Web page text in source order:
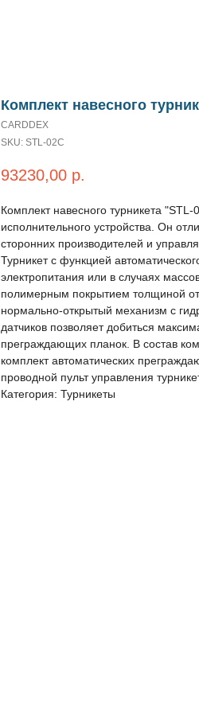
Комплект навесного
CARDDEX
SKU: STL-02C
93230,00 р.
Комплект навесного турникета
исполнительного устройства. Он
сторонних производителей и
Турникет с функцией
электропитания или в случаях
полимерным покрытием толщиной
нормально-открытый механизм c
датчиков позволяет добиться
преграждающих планок. В состав
комплект автоматических
проводной пульт управления
Категория: Турникеты